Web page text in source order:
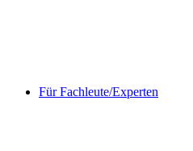
Für Fachleute/Experten